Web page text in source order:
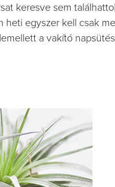
keresve sem
heti egyszer kell csak
a vakító